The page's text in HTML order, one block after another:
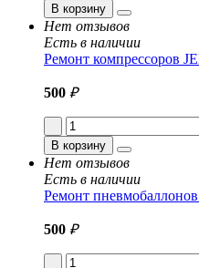
В корзину
Нет отзывов
Есть в наличии
Ремонт компрессоров
500 ₽
В корзину
Нет отзывов
Есть в наличии
Ремонт
500 ₽